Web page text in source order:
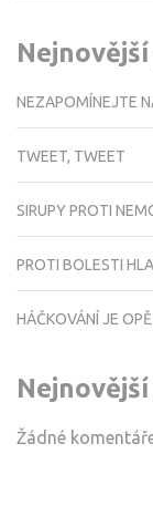
NEZAPOMÍNEJTE
TWEET, TWEET
SIRUPY PROTI
PROTI BOLESTI
HÁČKOVÁNÍ JE
Žádné